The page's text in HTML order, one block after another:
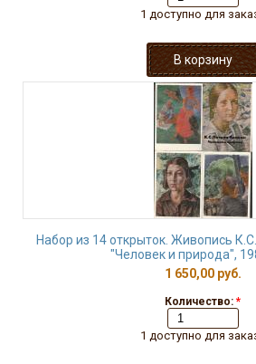
1 доступно для
Набор из 14 открыток. Живопись
"Человек и природа",
1 650,00 руб.
Количество: *
1 доступно для